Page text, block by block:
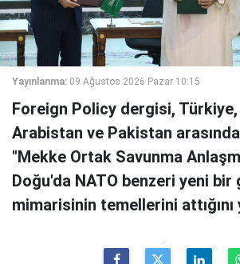
Yayınlanma: 09 Ağustos 2026 Pazar 10:15
Foreign Policy dergisi,
Arabistan ve Pakistan
"Mekke Ortak Savunma
Doğu'da NATO benzeri yeni bir
mimarisinin temellerini attığını